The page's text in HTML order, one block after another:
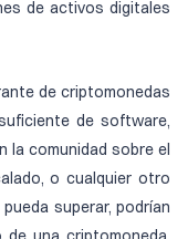
de activos digitales
de criptomonedas
de software,
la comunidad sobre el
o cualquier otro
superar, podrían